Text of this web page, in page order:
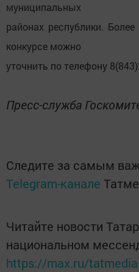
муниципальных
районах республики.
конкурсе можно
уточнить по телефону
Пресс-служба
Следите за самым
Telegram-канале
Читайте новости
национальном
https://max.ru/tatmedia